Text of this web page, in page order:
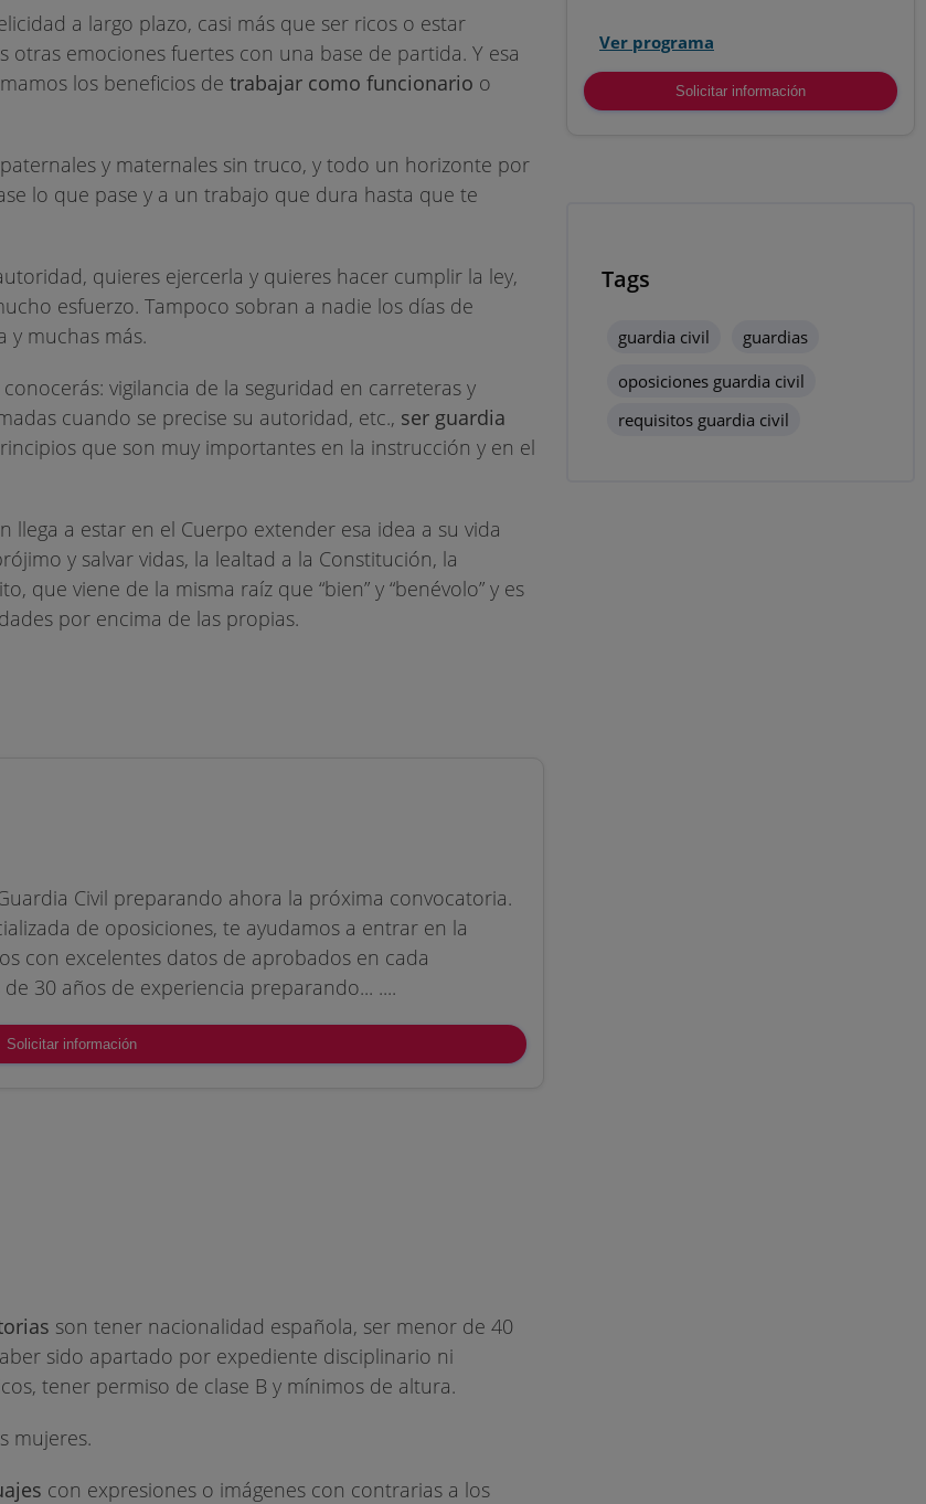
a largo plazo, casi más que ser ricos o estar
emociones fuertes con una base de partida. Y esa
los beneficios de trabajar como funcionario o
y maternales sin truco, y todo un horizonte por
lo que pase y a un trabajo que dura hasta que te
quieres ejercerla y quieres hacer cumplir la ley,
esfuerzo. Tampoco sobran a nadie los días de
y muchas más.
vigilancia de la seguridad en carreteras y
cuando se precise su autoridad, etc., ser guardia
que son muy importantes en la instrucción y en el
llega a estar en el Cuerpo extender esa idea a su vida
y salvar vidas, la lealtad a la Constitución, la
que viene de la misma raíz que “bien” y “benévolo” y es
por encima de las propias.
Civil preparando ahora la próxima convocatoria.
de oposiciones, te ayudamos a entrar en la
con excelentes datos de aprobados en cada
30 años de experiencia preparando... ....
Solicitar información
son tener nacionalidad española, ser menor de 40
sido apartado por expediente disciplinario ni
tener permiso de clase B y mínimos de altura.
mujeres.
con expresiones o imágenes con contrarias a los
Ver programa
Solicitar información
Tags
guardia civil
guardias
oposiciones guardia civil
requisitos guardia civil